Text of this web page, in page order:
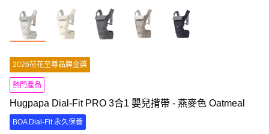
2026荷花至尊品牌金獎
熱門產品
Hugpapa Dial-Fit PRO 3合1 嬰兒揹帶 - 燕麥色 Oatmeal
BOA Dial-Fit 永久保養